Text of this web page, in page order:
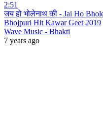
2:51
जय हो भोलेनाथ की - Jai Ho
Bhojpuri Hit Kawar Geet 2019
Wave Music - Bhakti
7 years ago